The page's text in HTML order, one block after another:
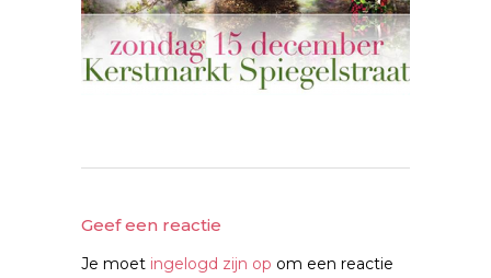
Geef een reactie
Je moet ingelogd zijn op om een reactie